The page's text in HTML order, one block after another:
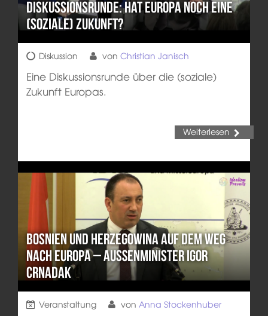
Diskussionsrunde: Hat Europa noch eine
(soziale) Zukunft?
Diskussion von Christian Janisch
Eine Diskussionsrunde über die (soziale)
Zukunft Europas.
Weiterlesen
Bosnien und Herzegowina auf dem Weg
nach Europa – Außenminister Igor
Crnadak
Veranstaltung von Anna Stockenhuber